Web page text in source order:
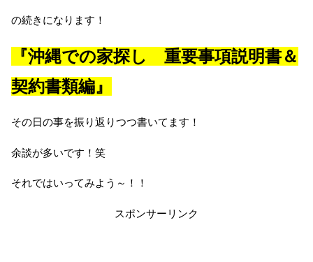
の続きになります！
『沖縄での家探し 重要事項説明書＆
契約書類編』
その日の事を振り返りつつ書いてます！
余談が多いです！笑
それではいってみよう～！！
スポンサーリンク